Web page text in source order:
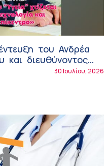
του Ανδρέα
διευθύνοντος
και αφιέρωμα στην
30 Ιουλίου, 2026